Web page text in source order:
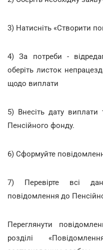
3) Натисніть «Створити
4) За потреби -
оберіть листок
щодо виплати
5) Внесіть дату
Пенсійного фонду.
6) Сформуйте
7) Перевірте всі
повідомлення до
Переглянути
розділі